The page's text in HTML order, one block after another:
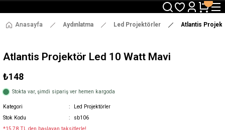
3000 TL ve Üzeri Alışverişlerde Ücretsiz Kargo !
12:00' a Kadar Verilen Siparişlerde Aynı Gün Gönderim !
3000 TL ve Üzeri Alışverişlerde Ücretsiz Kargo !
Anasayfa Aydınlatma Led Projektörler Atlantis
Atlantis Projektör Led 10 Watt Mavi
₺148
Stokta var, şimdi sipariş ver hemen kargoda
Kategori
Led Projektörler
Stok Kodu
sb106
*15,78 TL den başlayan taksitlerle!